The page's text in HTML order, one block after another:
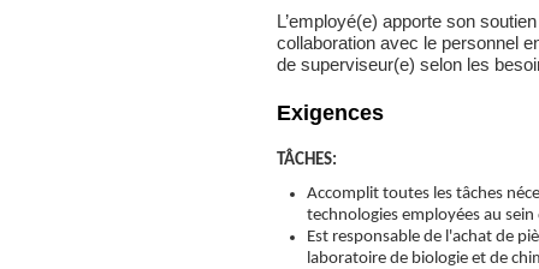
L’employé(e) apporte son
collaboration avec le personnel
de superviseur(e) selon les
Exigences
TÂCHES:
Accomplit toutes les tâches
technologies employées au
Est responsable de l'achat de
laboratoire de biologie et de